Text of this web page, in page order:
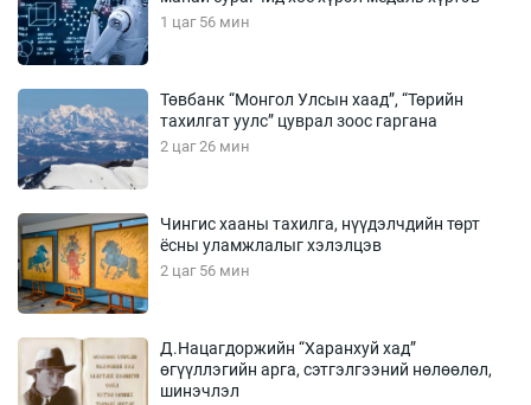
1 цаг 56 мин
Төвбанк “Монгол Улсын хаад”, “Төрийн
тахилгат уулс” цуврал зоос гаргана
2 цаг 26 мин
Чингис хааны тахилга, нүүдэлчдийн төрт
ёсны уламжлалыг хэлэлцэв
2 цаг 56 мин
Д.Нацагдоржийн “Харанхуй хад”
өгүүллэгийн арга, сэтгэлгээний нөлөөлөл,
шинэчлэл